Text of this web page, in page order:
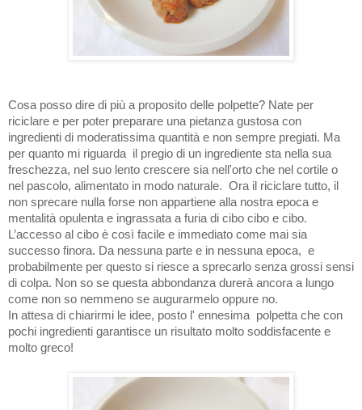
Cosa posso dire di più a proposito delle polpette? Nate per
riciclare e per poter preparare una pietanza gustosa con
ingredienti di moderatissima quantità e non sempre pregiati. Ma
per quanto mi riguarda il pregio di un ingrediente sta nella sua
freschezza, nel suo lento crescere sia nell'orto che nel cortile o
nel pascolo, alimentato in modo naturale. Ora il riciclare tutto, il
non sprecare nulla forse non appartiene alla nostra epoca e
mentalità opulenta e ingrassata a furia di cibo cibo e cibo.
L’accesso al cibo è così facile e immediato come mai sia
successo finora. Da nessuna parte e in nessuna epoca, e
probabilmente per questo si riesce a sprecarlo senza grossi sensi
di colpa. Non so se questa abbondanza durerà ancora a lungo
come non so nemmeno se augurarmelo oppure no.
In attesa di chiarirmi le idee, posto l' ennesima polpetta che con
pochi ingredienti garantisce un risultato molto soddisfacente e
molto greco!